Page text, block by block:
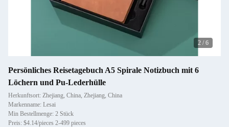
2 / 6
Persönliches Reisetagebuch A5 Spirale Notizbuch mit 6
Löchern und Pu-Lederhülle
Herkunftsort: Zhejiang, China, Zhejiang, China
Markenname: Lesai
Min Bestellmenge: 2 Stück
Preis: $4.14/pieces 2-499 pieces